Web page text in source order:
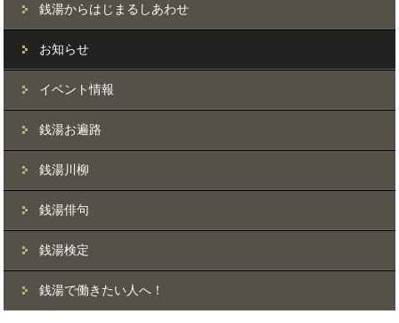
銭湯からはじまるしあわせ
お知らせ
イベント情報
銭湯お遍路
銭湯川柳
銭湯俳句
銭湯検定
銭湯で働きたい人へ！